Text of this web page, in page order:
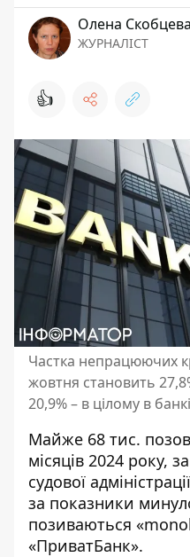
Олена Скобцева
ЖУРНАЛІСТ
👍
Частка непрацюючих
жовтня становить
20,9% – в цілому в
Майже 68 тис.
місяців 2024 року,
судової
за показники
позиваються
«ПриватБанк».